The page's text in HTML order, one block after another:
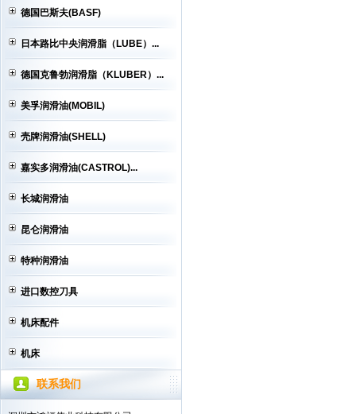
德国巴斯夫(BASF)
日本路比中央润滑脂（LUBE）...
德国克鲁勃润滑脂（KLUBER）...
美孚润滑油(MOBIL)
壳牌润滑油(SHELL)
嘉实多润滑油(CASTROL)...
长城润滑油
昆仑润滑油
特种润滑油
进口数控刀具
机床配件
机床
联系我们